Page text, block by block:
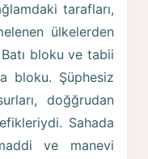
tarafları,
ülkelerden
Batı bloku ve tabii
bloku. Şüphesiz
doğğrudan
Sahada
ve manevi